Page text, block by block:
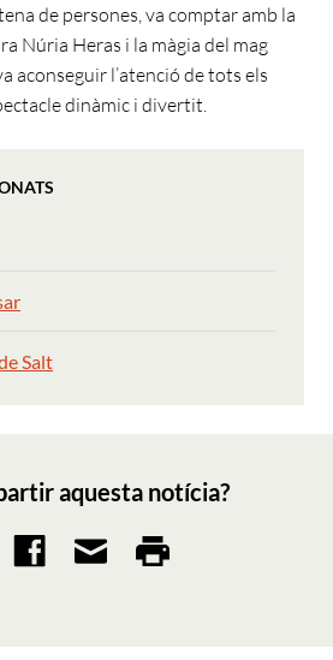
de persones, va comptar amb la
Núria Heras i la màgia del mag
aconseguir l’atenció de tots els
dinàmic i divertit.
Salt
aquesta notícia?